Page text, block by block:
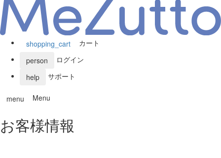
shopping_cart
カート
person
ログイン
help
サポート
menu Menu
お客様情報